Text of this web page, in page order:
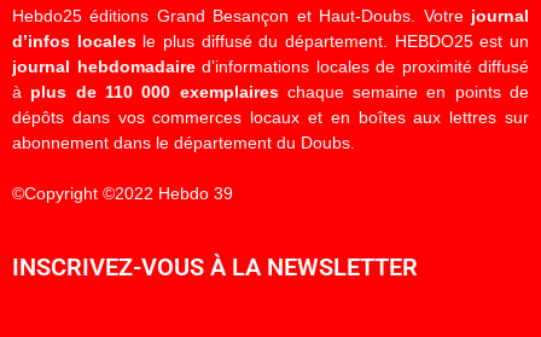
Hebdo25 éditions Grand Besançon et Haut-Doubs. Votre journal
d’infos localesle plus diffusé du département. HEBDO25 est un
journal hebdomadaired’informations locales de proximité diffusé
à plus de 110 000 exemplaireschaque semaine en points de
dépôts dans vos commerces locaux et en boîtes aux lettres sur
abonnement dans le département du Doubs.
©Copyright ©2022 Hebdo 39
INSCRIVEZ-VOUS À LA NEWSLETTER